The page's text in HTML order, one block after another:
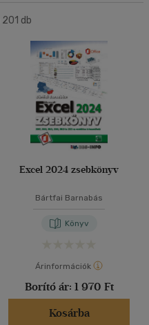
201 db
Excel 2024 zsebkönyv
Bártfai Barnabás
Könyv
Árinformációk
Borító ár: 1 970 Ft
Kosárba